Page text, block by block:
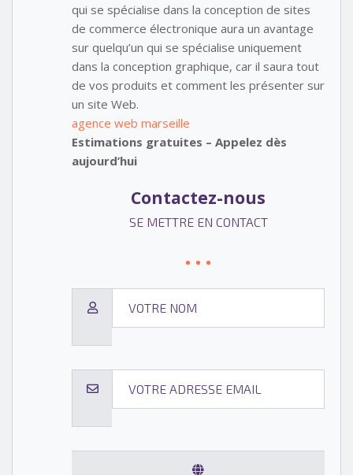
qui se spécialise dans la conception de sites
de commerce électronique aura un avantage
sur quelqu’un qui se spécialise uniquement
dans la conception graphique, car il saura tout
de vos produits et comment les présenter sur
un site Web.
agence web marseille
Estimations gratuites – Appelez dès
aujourd’hui
Contactez-nous
SE METTRE EN CONTACT